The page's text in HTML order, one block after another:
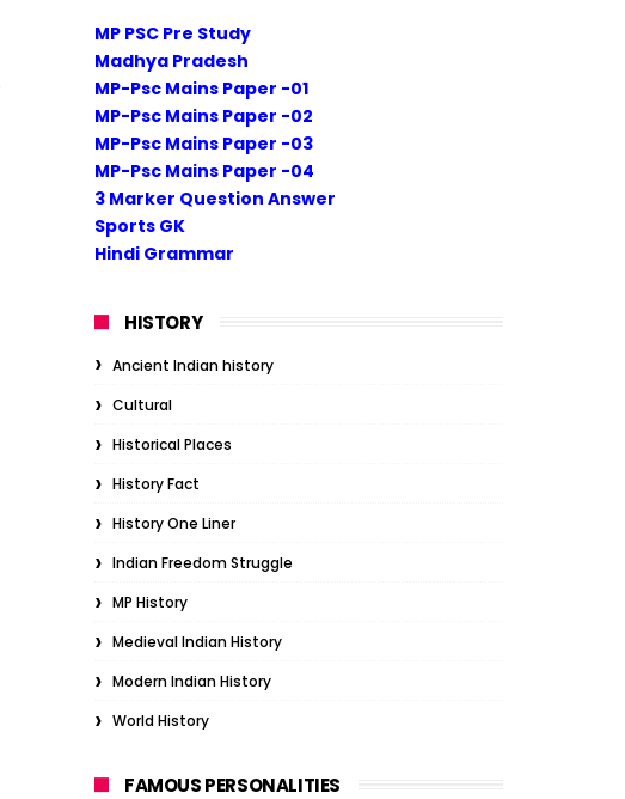
MP PSC Pre Study
Madhya Pradesh
MP-Psc Mains Paper -01
MP-Psc Mains Paper -02
MP-Psc Mains Paper -03
MP-Psc Mains Paper -04
3 Marker Question Answer
Sports GK
Hindi Grammar
HISTORY
Ancient Indian history
Cultural
Historical Places
History Fact
History One Liner
Indian Freedom Struggle
MP History
Medieval Indian History
Modern Indian History
World History
FAMOUS PERSONALITIES